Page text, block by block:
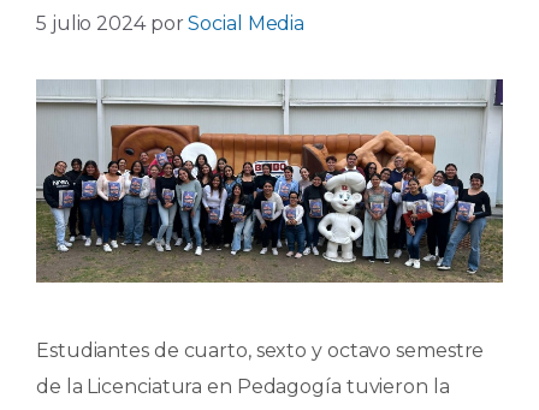
5 julio 2024 porSocial Media
Estudiantes de cuarto, sexto y octavo semestre
de la Licenciatura en Pedagogía tuvieron la